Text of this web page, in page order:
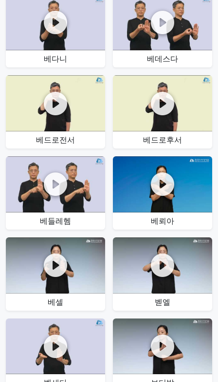
베다니 베데스다
베드로전서 베드로후서
베들레헴 베뢰아
베셀 벧엘